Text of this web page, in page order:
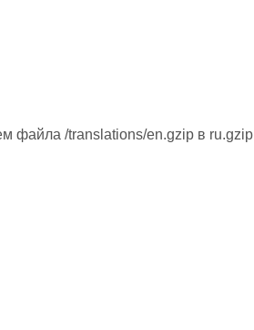
файла /translations/en.gzip в ru.gzip